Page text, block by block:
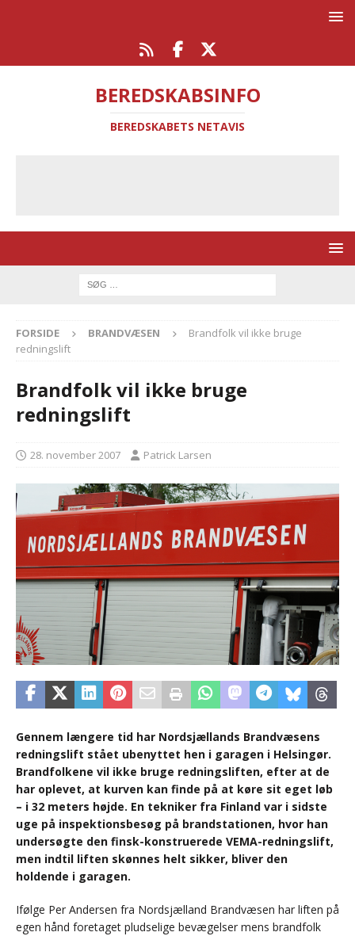
BEREDSKABSINFO
BEREDSKABETS NETAVIS
FORSIDE BRANDVÆSEN
Brandfolk vil ikke bruge
redningslift
Brandfolk vil ikke bruge
redningslift
28. november 2007 Patrick Larsen
Gennem længere tid har Nordsjællands Brandvæsens
redningslift stået ubenyttet hen i garagen i Helsingør.
Brandfolkene vil ikke bruge redningsliften, efter at de
har oplevet, at kurven kan finde på at køre sit eget løb
– i 32 meters højde. En tekniker fra Finland var i sidste
uge på inspektionsbesøg på brandstationen, hvor han
undersøgte den finsk-konstruerede VEMA-redningslift,
men indtil liften skønnes helt sikker, bliver den
holdende i garagen.
Ifølge Per Andersen fra Nordsjælland Brandvæsen har liften på
egen hånd foretaget pludselige bevægelser mens brandfolk